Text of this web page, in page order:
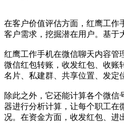
在客户价值评估方面，红鹰工作
客户需求，挖掘潜在用户。基于
红鹰工作手机在微信聊天内容管
微信红包转账，收发红包、收账
名片、私建群、共享位置、发定
除此之外，它还能计算各个微信
器进行分析计算，让每个职工在
况。在资金方面，收发红包、进